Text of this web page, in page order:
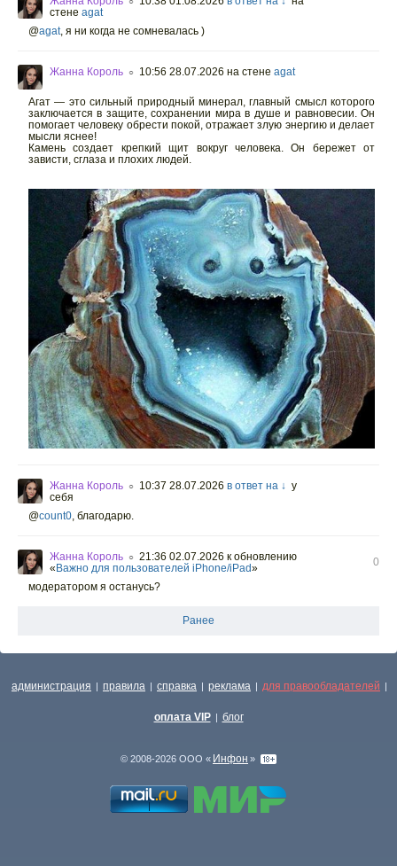
стене agat
@agat, я ни когда не сомневалась )
Жанна Король ○ 10:56 28.07.2026 на стене agat
Агат — это сильный природный минерал, главный смысл которого
заключается в защите, сохранении мира в душе и равновесии. Он
помогает человеку обрести покой, отражает злую энергию и делает
мысли яснее!
Камень создает крепкий щит вокруг человека. Он бережет от
зависти, сглаза и плохих людей.
Жанна Король ○ 10:37 28.07.2026 в ответ на ↓ у
себя
@count0, благодарю.
Жанна Король ○ 21:36 02.07.2026 к обновлению
« Важно для пользователей iPhone/iPad»
0
модератором я останусь?
Ранее
администрация | правила | справка | реклама | для правообладателей |
оплата VIP | блог
© 2008-2026 ООО « Инфон »